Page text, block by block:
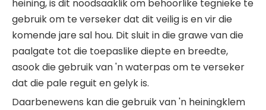
heining, is dit noodsaaklik om behoorlike tegnieke te
gebruik om te verseker dat dit veilig is en vir die
komende jare sal hou. Dit sluit in die grawe van die
paalgate tot die toepaslike diepte en breedte,
asook die gebruik van 'n waterpas om te verseker
dat die pale reguit en gelyk is.
Daarbenewens kan die gebruik van 'n heiningklem